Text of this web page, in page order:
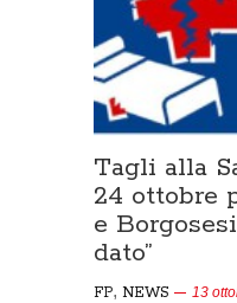
Tagli alla
24 ottobre
e
dato”
FP, NEWS 13